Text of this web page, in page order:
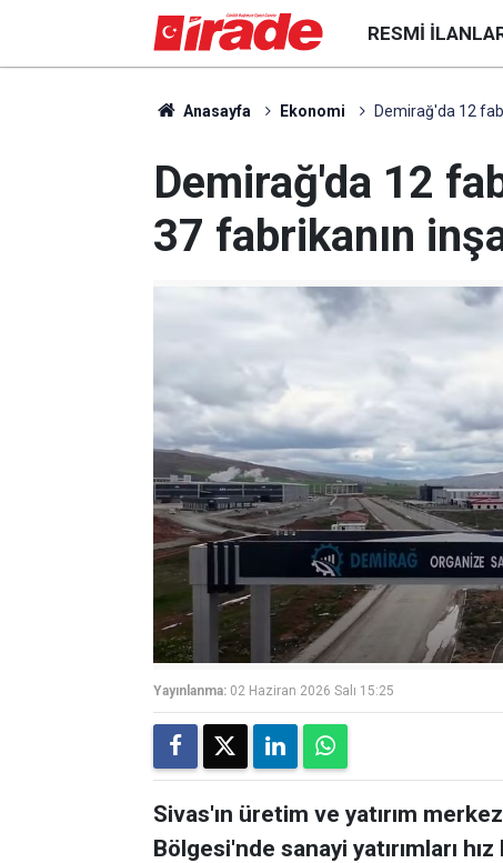
RESMI
Anasayfa Ekonomi Demirağ'da 12
Demirağ'da 12
37 fabrikanın
Yayınlanma: 02 Haziran 2026 Salı 15:25
Sivas'ın üretim ve yatırım
Bölgesi'nde sanayi yatırımları